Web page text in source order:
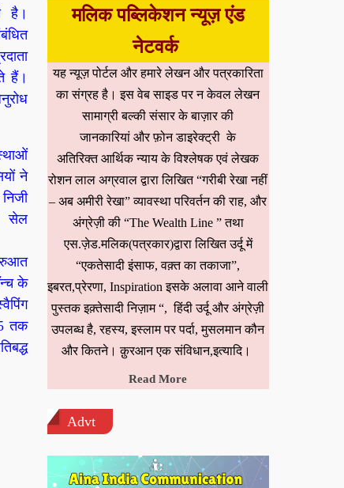
है।
हैं।
ने
सेल
के
तक
मलिक पब्लिकेशन न्यूज़ एंड
नेटवर्क
यह न्यूज़ पोर्टल और हमारे लेखन और पत्रकारिता
का संग्रह है। इस वेब साइड पर न केवल लेखन
सामाग्री बल्की संसार के बाज़ार की
जानकारियां और फ़ोन डाइरेक्ट्री के
अतिरिक्त आर्थिक न्याय के विश्लेषक एवं लेखक
रोशन लाल अग्रवाल द्वारा लिखित “गरीबी रेखा नहीं
– अब अमीरी रेखा” व्यावस्था परिवर्तन की राह, और
अंग्रेज़ी की “The Wealth Line ” तथा
एस.ज़ेड.मलिक(पत्रकार)द्वारा लिखित उर्दू में
“एकतेसादी इंसाफ, वक़्त का तकाजा”,
इबरत,प्रेरणा, Inspiration इसके अलावा आने वाली
पुस्तक इक़्तेसादी निज़ाम “, हिंदी उर्दू और अंग्रेज़ी
उपलब्ध है, रहस्य, इस्लाम पर पर्दा, मुसलमान कौन
और कितने। क़ुरआन एक संविधान,इत्यादि।
Read More
Advt